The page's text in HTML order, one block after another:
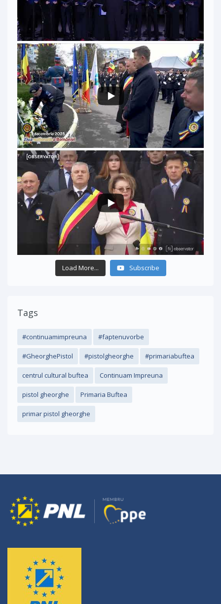
Load More... Subscribe
Tags
#continuamimpreuna #faptenuvorbe
#GheorghePistol #pistolgheorghe #primariabuftea
centrul cultural buftea Continuam Impreuna
pistol gheorghe Primaria Buftea
primar pistol gheorghe